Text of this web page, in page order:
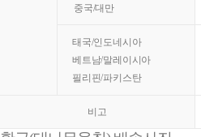
중국/대만
태국/인도네시아
베트남/말레이시아
필리핀/파키스탄
비고